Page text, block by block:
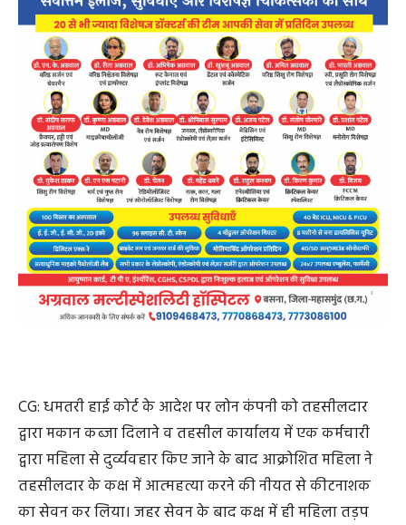
CG: धमतरी हाई कोर्ट के आदेश पर लोन कंपनी को तहसीलदार
द्वारा मकान कब्जा दिलाने व तहसील कार्यालय में एक कर्मचारी
द्वारा महिला से दुर्व्यवहार किए जाने के बाद आक्रोशित महिला ने
तहसीलदार के कक्ष में आत्महत्या करने की नीयत से कीटनाशक
का सेवन कर लिया। जहर सेवन के बाद कक्ष में ही महिला तड़प
रही थी। इससे तहसील कार्यालय में हड़कंप मच गया। तत्काल
एंबुलेंस बुलाकर महिला को उपचार के लिए अस्पताल पहुंचाया
गया, जहां से महिला की गंभीर हालत को देखते हुए उन्हें बेहतर
उपचार के लिए रायपुर रिफर कर दिया गया है। इधर पीड़िता की